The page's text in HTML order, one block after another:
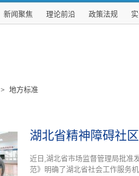
新闻聚焦 理论前沿 政策法规
> 地方标准
湖北省精神障碍社
近日,湖北省市场监督管理局批准
范》明确了湖北省社会工作服务